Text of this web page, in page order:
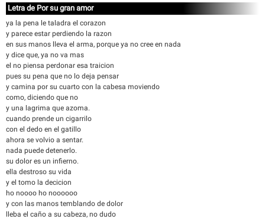
Letra de Por su gran amor
ya la pena le taladra el corazon
y parece estar perdiendo la razon
en sus manos lleva el arma, porque ya no cree en nada
y dice que, ya no va mas
el no piensa perdonar esa traicion
pues su pena que no lo deja pensar
y camina por su cuarto con la cabesa moviendo
como, diciendo que no
y una lagrima que azoma.
cuando prende un cigarrilo
con el dedo en el gatillo
ahora se volvio a sentar.
nada puede detenerlo.
su dolor es un infierno.
ella destroso su vida
y el tomo la decicion
ho noooo ho noooooo
y con las manos temblando de dolor
lleba el caño a su cabeza, no dudo